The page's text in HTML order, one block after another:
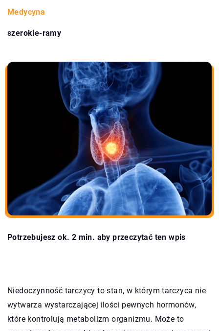
Medycyna
szerokie-ramy
Potrzebujesz ok. 2 min. aby przeczytać ten wpis
Niedoczynność tarczycy to stan, w którym tarczyca nie
wytwarza wystarczającej ilości pewnych hormonów,
które kontrolują metabolizm organizmu. Może to